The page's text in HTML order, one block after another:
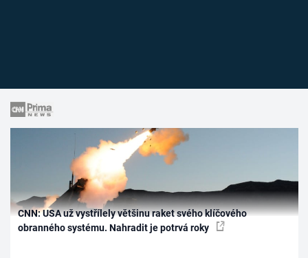
CNN: USA už vystřílely většinu raket svého klíčového
obranného systému. Nahradit je potrvá roky